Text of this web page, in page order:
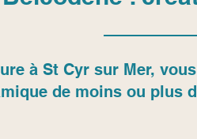
à St Cyr sur Mer,
de moins ou